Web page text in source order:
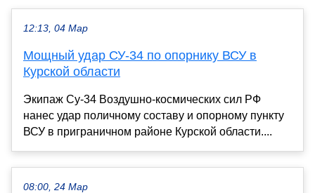
12:13, 04 Мар
Мощный удар СУ-34 по опорнику ВСУ в
Курской области
Экипаж Су-34 Воздушно-космических сил РФ
нанес удар поличному составу и опорному пункту
ВСУ в приграничном районе Курской области....
08:00, 24 Мар